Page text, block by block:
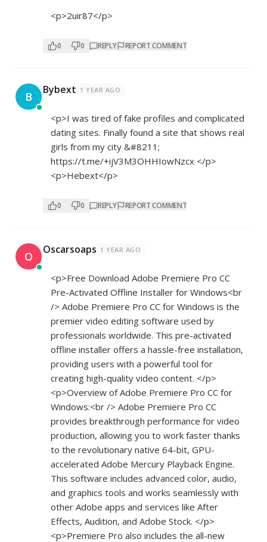
<p>2uir87</p>
0 0 REPLY REPORT COMMENT
B Bybext 1 YEAR AGO
<p>I was tired of fake profiles and complicated
dating sites. Finally found a site that shows real
girls from my city &#8211;
https://t.me/+ijV3M3OHHIowNzcx </p>
<p>Hebext</p>
0 0 REPLY REPORT COMMENT
O Oscarsoaps 1 YEAR AGO
<p>Free Download Adobe Premiere Pro CC
Pre-Activated Offline Installer for Windows<br
/> Adobe Premiere Pro CC for Windows is the
premier video editing software used by
professionals worldwide. This pre-activated
offline installer offers a hassle-free installation,
providing users with a powerful tool for
creating high-quality video content. </p>
<p>Overview of Adobe Premiere Pro CC for
Windows:<br /> Adobe Premiere Pro CC
provides breakthrough performance for video
production, allowing you to work faster thanks
to the revolutionary native 64-bit, GPU-
accelerated Adobe Mercury Playback Engine.
This software includes advanced color, audio,
and graphics tools and works seamlessly with
other Adobe apps and services like After
Effects, Audition, and Adobe Stock. </p>
<p>Premiere Pro also includes the all-new